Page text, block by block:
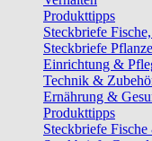
Produkttipps
Steckbriefe
Steckbriefe
Einrichtung &
Technik &
Ernährung &
Produkttipps
Steckbriefe